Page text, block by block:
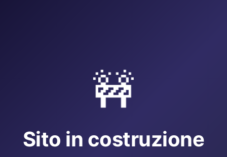
🚧
Sito in costruzione